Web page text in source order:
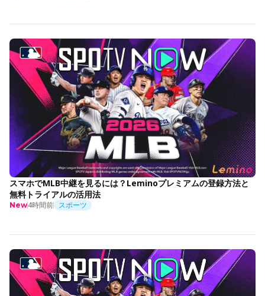
スマホでMLB中継を見るには？Leminoプレミアムの登録方法と
無料トライアルの活用法
New4時間前 スポーツ